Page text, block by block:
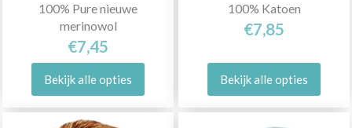
100% Pure nieuwe
merinowol
€7,45
Bekijk alle opties
100% Katoen
€7,85
Bekijk alle opties